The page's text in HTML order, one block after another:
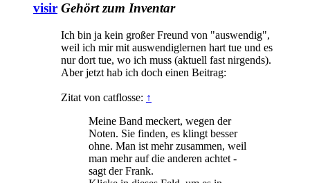
visir Gehört zum Inventar
Ich bin ja kein großer Freund von "auswendig",
weil ich mir mit auswendiglernen hart tue und es
nur dort tue, wo ich muss (aktuell fast nirgends).
Aber jetzt hab ich doch einen Beitrag:
Zitat von catflosse: ↑
Meine Band meckert, wegen der
Noten. Sie finden, es klingt besser
ohne. Man ist mehr zusammen, weil
man mehr auf die anderen achtet -
sagt der Frank.